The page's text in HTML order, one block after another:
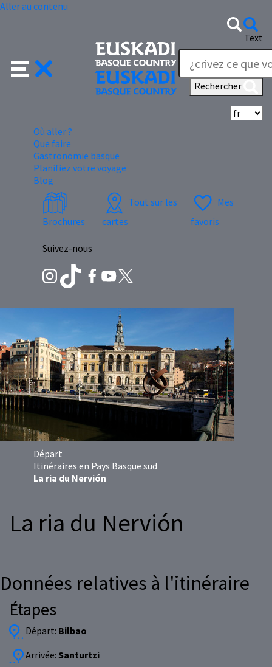
Aller au contenu
Text
Rechercher
Où aller ?
Que faire
Gastronomie basque
Planifiez votre voyage
Blog
Brochures
Tout sur les
cartes
Mes
favoris
Suivez-nous
Départ
Itinéraires en Pays Basque sud
La ria du Nervión
La ria du Nervión
Données relatives à l'itinéraire
Étapes
Départ: Bilbao
Arrivée: Santurtzi